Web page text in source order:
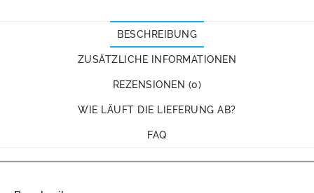
BESCHREIBUNG
ZUSÄTZLICHE INFORMATIONEN
REZENSIONEN (0)
WIE LÄUFT DIE LIEFERUNG AB?
FAQ